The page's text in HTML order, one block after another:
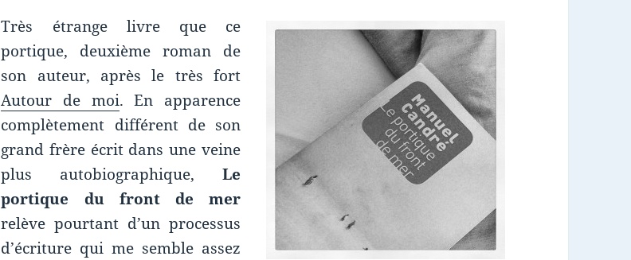
Très étrange livre que ce
portique, deuxième roman de
son auteur, après le très fort
Autour de moi. En apparence
complètement différent de son
grand frère écrit dans une veine
plus autobiographique, Le
portique du front de mer
relève pourtant d’un processus
d’écriture qui me semble assez